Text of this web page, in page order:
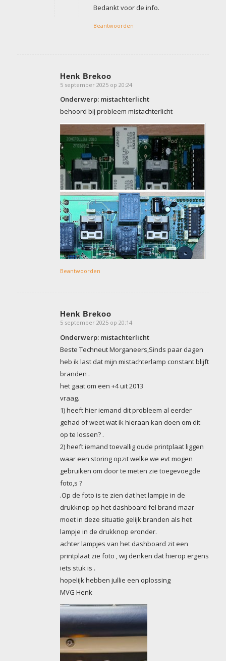
Bedankt voor de info.
Beantwoorden
Henk Brekoo
zegt:
5 september 2025 op 20:24
Onderwerp: mistachterlicht
behoord bij probleem mistachterlicht
Beantwoorden
Henk Brekoo
zegt:
5 september 2025 op 20:14
Onderwerp: mistachterlicht
Beste Techneut Morganeers,Sinds paar dagen
heb ik last dat mijn mistachterlamp constant blijft
branden .
het gaat om een +4 uit 2013
vraag.
1) heeft hier iemand dit probleem al eerder
gehad of weet wat ik hieraan kan doen om dit
op te lossen? .
2) heeft iemand toevallig oude printplaat liggen
waar een storing opzit welke we evt mogen
gebruiken om door te meten zie toegevoegde
foto,s ?
.Op de foto is te zien dat het lampje in de
drukknop op het dashboard fel brand maar
moet in deze situatie gelijk branden als het
lampje in de drukknop eronder.
achter lampjes van het dashboard zit een
printplaat zie foto , wij denken dat hierop ergens
iets stuk is .
hopelijk hebben jullie een oplossing
MVG Henk